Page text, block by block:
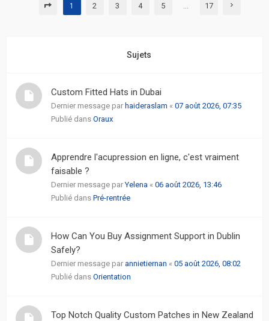
Sujets
RACCOURCIS
avancée
1 2 3 4 5 17
Sujets
Custom Fitted Hats in Dubai
Dernier message par haideraslam « 07 août 2026, 07:35
Publié dans Oraux
Apprendre l'acupression en ligne, c'est vraiment
faisable ?
Dernier message parYelena « 06 août 2026, 13:46
Publié dans Pré-rentrée
How Can You Buy Assignment Support in Dublin
Safely?
Dernier message par annietiernan « 05 août 2026, 08:02
Publié dans Orientation
Top Notch Quality Custom Patches in New Zealand